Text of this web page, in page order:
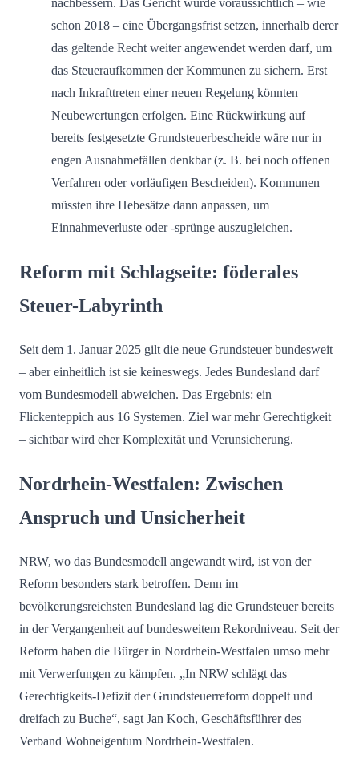
nachbessern. Das Gericht würde voraussichtlich – wie
schon 2018 – eine Übergangsfrist setzen, innerhalb derer
das geltende Recht weiter angewendet werden darf, um
das Steueraufkommen der Kommunen zu sichern. Erst
nach Inkrafttreten einer neuen Regelung könnten
Neubewertungen erfolgen. Eine Rückwirkung auf
bereits festgesetzte Grundsteuerbescheide wäre nur in
engen Ausnahmefällen denkbar (z. B. bei noch offenen
Verfahren oder vorläufigen Bescheiden). Kommunen
müssten ihre Hebesätze dann anpassen, um
Einnahmeverluste oder -sprünge auszugleichen.
Reform mit Schlagseite: föderales
Steuer-Labyrinth
Seit dem 1. Januar 2025 gilt die neue Grundsteuer bundesweit
– aber einheitlich ist sie keineswegs. Jedes Bundesland darf
vom Bundesmodell abweichen. Das Ergebnis: ein
Flickenteppich aus 16 Systemen. Ziel war mehr Gerechtigkeit
– sichtbar wird eher Komplexität und Verunsicherung.
Nordrhein-Westfalen: Zwischen
Anspruch und Unsicherheit
NRW, wo das Bundesmodell angewandt wird, ist von der
Reform besonders stark betroffen. Denn im
bevölkerungsreichsten Bundesland lag die Grundsteuer bereits
in der Vergangenheit auf bundesweitem Rekordniveau. Seit der
Reform haben die Bürger in Nordrhein-Westfalen umso mehr
mit Verwerfungen zu kämpfen. „In NRW schlägt das
Gerechtigkeits-Defizit der Grundsteuerreform doppelt und
dreifach zu Buche“, sagt Jan Koch, Geschäftsführer des
Verband Wohneigentum Nordrhein-Westfalen.